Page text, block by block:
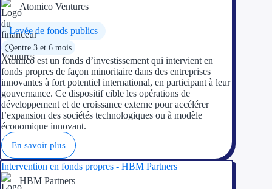
Aides Région
Aides Région
Aides Nationales
Atomico Ventures
Levée de fonds publics
entre 3 et 6 mois
Atomico est un fonds d’investissement qui intervient en
fonds propres de façon minoritaire dans des entreprises
innovantes à fort potentiel international, en participant à leur
gouvernance. Ce dispositif cible les opérations de
développement et de croissance externe pour accélérer
l’expansion des sociétés technologiques ou à modèle
économique innovant.
En savoir plus
Intervention en fonds propres - HBM Partners
HBM Partners